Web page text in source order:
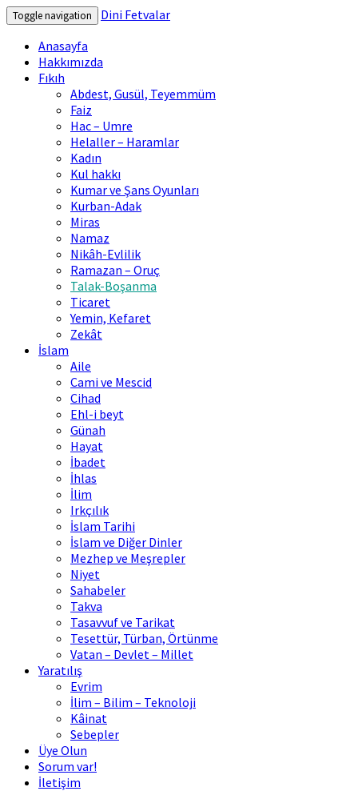
Toggle navigation
Dini Fetvalar
Anasayfa
Hakkımızda
Fıkıh
Abdest, Gusül, Teyemmüm
Faiz
Hac – Umre
Helaller – Haramlar
Kadın
Kul hakkı
Kumar ve Şans Oyunları
Kurban-Adak
Miras
Namaz
Nikâh-Evlilik
Ramazan – Oruç
Talak-Boşanma
Ticaret
Yemin, Kefaret
Zekât
İslam
Aile
Cami ve Mescid
Cihad
Ehl-i beyt
Günah
Hayat
İbadet
İhlas
İlim
Irkçılık
İslam Tarihi
İslam ve Diğer Dinler
Mezhep ve Meşrepler
Niyet
Sahabeler
Takva
Tasavvuf ve Tarikat
Tesettür, Türban, Örtünme
Vatan – Devlet – Millet
Yaratılış
Evrim
İlim – Bilim – Teknoloji
Kâinat
Sebepler
Üye Olun
Sorum var!
İletişim